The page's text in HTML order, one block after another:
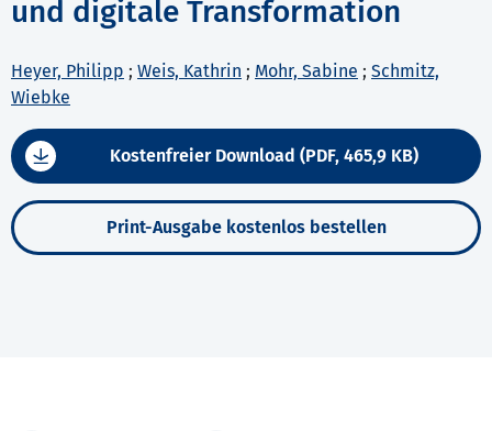
und digitale Transformation
Heyer, Philipp ; Weis, Kathrin ; Mohr, Sabine ; Schmitz,
Wiebke
Kostenfreier Download (PDF, 465,9 KB)
Print-Ausgabe kostenlos bestellen